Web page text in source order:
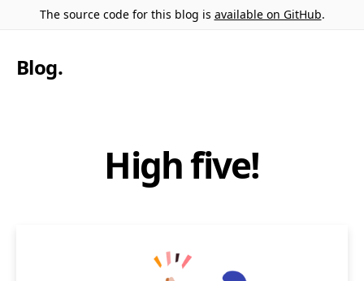
The source code for this blog is available on GitHub.
Blog.
High five!